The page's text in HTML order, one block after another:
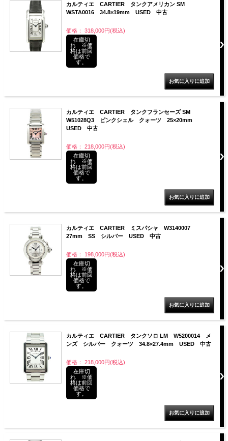
カルティエ CARTIER タンクアメリカン SM
WSTA0016 34.8×19mm USED 中古
価格： 318,000円(税込)
在庫切
れ ※価
格は前回
価格で
す。
カルティエ CARTIER タンクフランセーズ SM
W51028Q3 ピンクシェル クォーツ 25×20mm
USED 中古
価格： 218,000円(税込)
在庫切
れ ※価
格は前回
価格で
す。
カルティエ CARTIER ミスパシャ W3140007
27mm SS シルバー USED 中古
価格： 198,000円(税込)
在庫切
れ ※価
格は前回
価格で
す。
カルティエ CARTIER タンクソロ LM W5200014 メ
ンズ シルバー クォーツ 34.8×27.4mm USED 中古
価格： 218,000円(税込)
在庫切
れ ※価
格は前回
価格で
す。